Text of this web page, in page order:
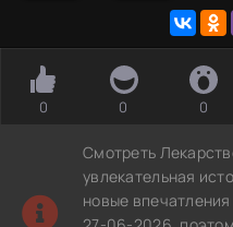
0 0 0
Смотреть
увлекательная
новые